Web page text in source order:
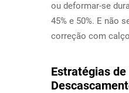
ou deformar-se
45% e 50%. E não
correção com
Estratégias